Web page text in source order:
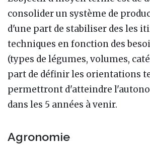
consolider un système de
d'une part de stabiliser des les
techniques en fonction des
(types de légumes, volumes,
part de définir les orientations
permettront d'atteindre
dans les 5 années à venir.
Agronomie